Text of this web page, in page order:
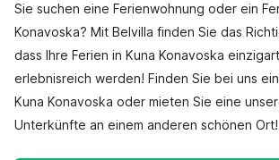
Sie suchen eine Ferienwohnung oder ein
Konavoska? Mit Belvilla finden Sie das
dass Ihre Ferien in Kuna Konavoska
erlebnisreich werden! Finden Sie bei uns
Kuna Konavoska oder mieten Sie eine
Unterkünfte an einem anderen schönen Ort!